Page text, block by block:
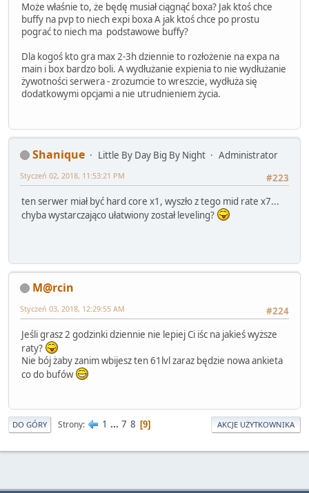
Może właśnie to, że będę musiał ciągnąć boxa? Jak ktoś chce
buffy na pvp to niech expi boxa A jak ktoś chce po prostu
pograć to niech ma podstawowe buffy?
Dla kogoś kto gra max 2-3h dziennie to rozłożenie na expa na
main i box bardzo boli. A wydłużanie expienia to nie wydłużanie
żywotności serwera - zrozumcie to wreszcie, wydłuża się
dodatkowymi opcjami a nie utrudnieniem życia.
Shanique Little By Day Big By Night
Administrator
#223
Styczeń 02, 2018, 11:53:21 PM
ten serwer miał być hard core x1, wyszło z tego mid rate x7...
chyba wystarczająco ułatwiony został leveling?
M@rcin
#224
Styczeń 03, 2018, 12:29:55 AM
Jeśli grasz 2 godzinki dziennie nie lepiej Ci iśc na jakieś wyższe
raty?
Nie bój żaby zanim wbijesz ten 61lvl zaraz będzie nowa ankieta
co do bufów
DO GÓRY Strony 1 ... 7 8 9 AKCJE UŻYTKOWNIKA